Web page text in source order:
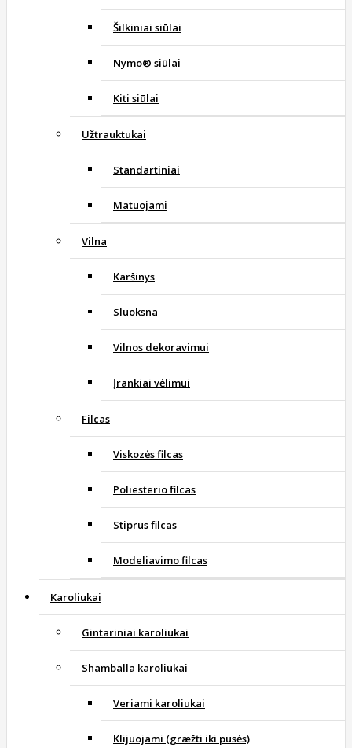
Šilkiniai siūlai
Nymo® siūlai
Kiti siūlai
Užtrauktukai
Standartiniai
Matuojami
Vilna
Karšinys
Sluoksna
Vilnos dekoravimui
Įrankiai vėlimui
Filcas
Viskozės filcas
Poliesterio filcas
Stiprus filcas
Modeliavimo filcas
Karoliukai
Gintariniai karoliukai
Shamballa karoliukai
Veriami karoliukai
Klijuojami (græžti iki pusės)